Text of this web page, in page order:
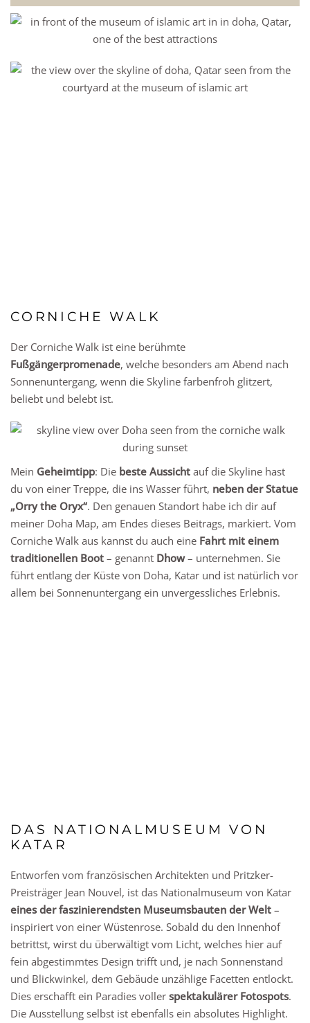
CORNICHE WALK
Der Corniche Walk ist eine berühmte
Fußgängerpromenade, welche besonders am Abend nach
Sonnenuntergang, wenn die Skyline farbenfroh glitzert,
beliebt und belebt ist.
Mein Geheimtipp: Die beste Aussicht auf die Skyline hast
du von einer Treppe, die ins Wasser führt, neben der Statue
„Orry the Oryx“. Den genauen Standort habe ich dir auf
meiner Doha Map, am Endes dieses Beitrags, markiert. Vom
Corniche Walk aus kannst du auch eine Fahrt mit einem
traditionellen Boot – genannt Dhow– unternehmen. Sie
führt entlang der Küste von Doha, Katar und ist natürlich vor
allem bei Sonnenuntergang ein unvergessliches Erlebnis.
DAS NATIONALMUSEUM VON
KATAR
Entworfen vom französischen Architekten und Pritzker-
Preisträger Jean Nouvel, ist das Nationalmuseum von Katar
eines der faszinierendsten Museumsbauten der Welt –
inspiriert von einer Wüstenrose. Sobald du den Innenhof
betrittst, wirst du überwältigt vom Licht, welches hier auf
fein abgestimmtes Design trifft und, je nach Sonnenstand
und Blickwinkel, dem Gebäude unzählige Facetten entlockt.
Dies erschafft ein Paradies voller spektakulärer Fotospots.
Die Ausstellung selbst ist ebenfalls ein absolutes Highlight.